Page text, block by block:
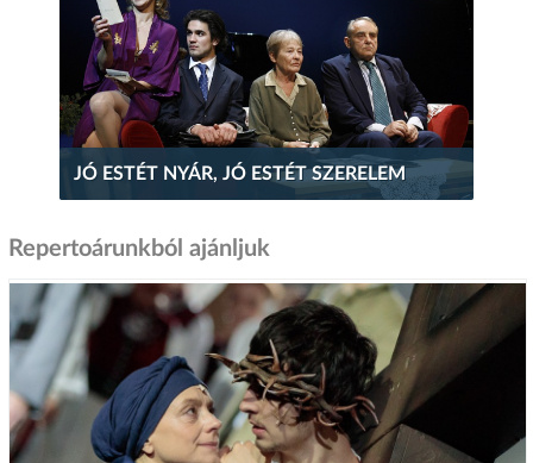
JÓ ESTÉT NYÁR, JÓ ESTÉT SZERELEM
Repertoárunkból ajánljuk